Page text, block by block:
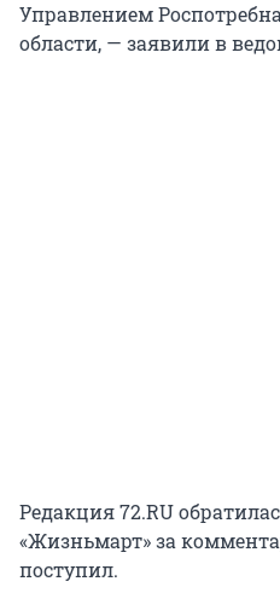
Управлением
области, — заявили в
Редакция 72.RU
«Жизньмарт» за
поступил.